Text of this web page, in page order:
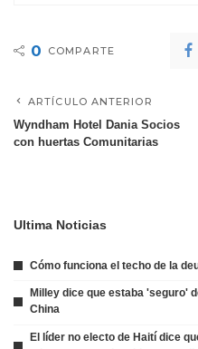
0 COMPARTE
ARTÍCULO ANTERIOR
Wyndham Hotel Dania Socios
con huertas Comunitarias
Ultima Noticias
Cómo funciona el techo de la
Milley dice que estaba 'seguro'
China
El líder no electo de Haití dice